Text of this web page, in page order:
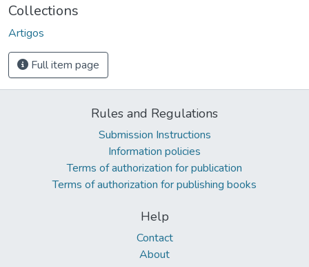
Collections
Artigos
Full item page
Rules and Regulations
Submission Instructions
Information policies
Terms of authorization for publication
Terms of authorization for publishing books
Help
Contact
About